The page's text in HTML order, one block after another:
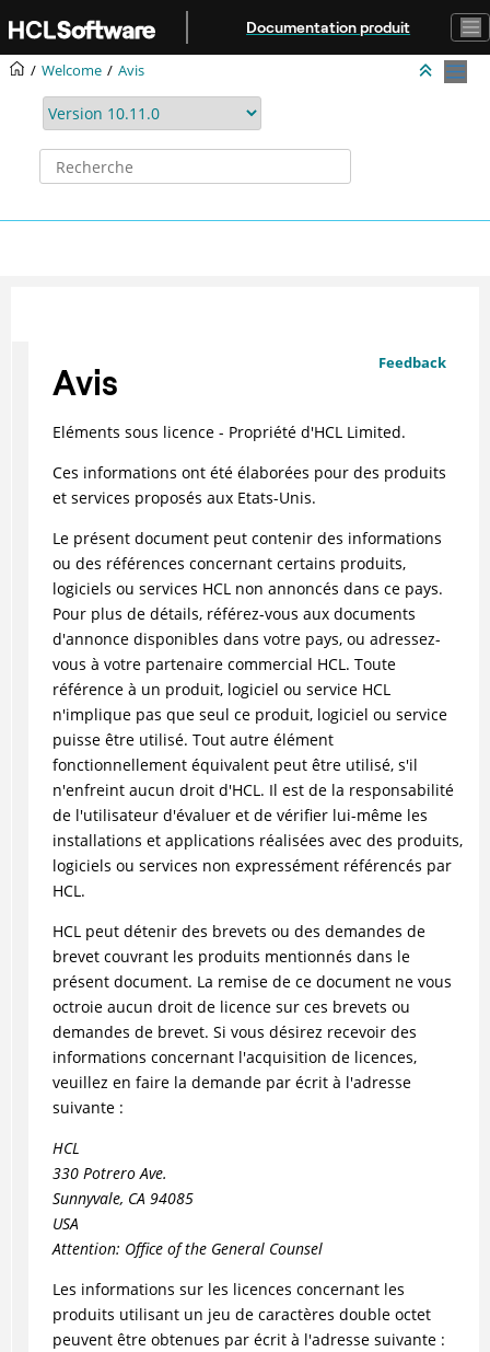
Aller au contenu principal
Documentation produit
Welcome Avis
Feedback
Avis
Eléments sous licence - Propriété d'HCL Limited.
Ces informations ont été élaborées pour des produits
et services proposés aux Etats-Unis.
Le présent document peut contenir des informations
ou des références concernant certains produits,
logiciels ou services HCL non annoncés dans ce pays.
Pour plus de détails, référez-vous aux documents
d'annonce disponibles dans votre pays, ou adressez-
vous à votre partenaire commercial HCL. Toute
référence à un produit, logiciel ou service HCL
n'implique pas que seul ce produit, logiciel ou service
puisse être utilisé. Tout autre élément
fonctionnellement équivalent peut être utilisé, s'il
n'enfreint aucun droit d'HCL. Il est de la responsabilité
de l'utilisateur d'évaluer et de vérifier lui-même les
installations et applications réalisées avec des produits,
logiciels ou services non expressément référencés par
HCL.
HCL peut détenir des brevets ou des demandes de
brevet couvrant les produits mentionnés dans le
présent document. La remise de ce document ne vous
octroie aucun droit de licence sur ces brevets ou
demandes de brevet. Si vous désirez recevoir des
informations concernant l'acquisition de licences,
veuillez en faire la demande par écrit à l'adresse
suivante :
HCL
330 Potrero Ave.
Sunnyvale, CA 94085
USA
Attention: Office of the General Counsel
Les informations sur les licences concernant les
produits utilisant un jeu de caractères double octet
peuvent être obtenues par écrit à l'adresse suivante :